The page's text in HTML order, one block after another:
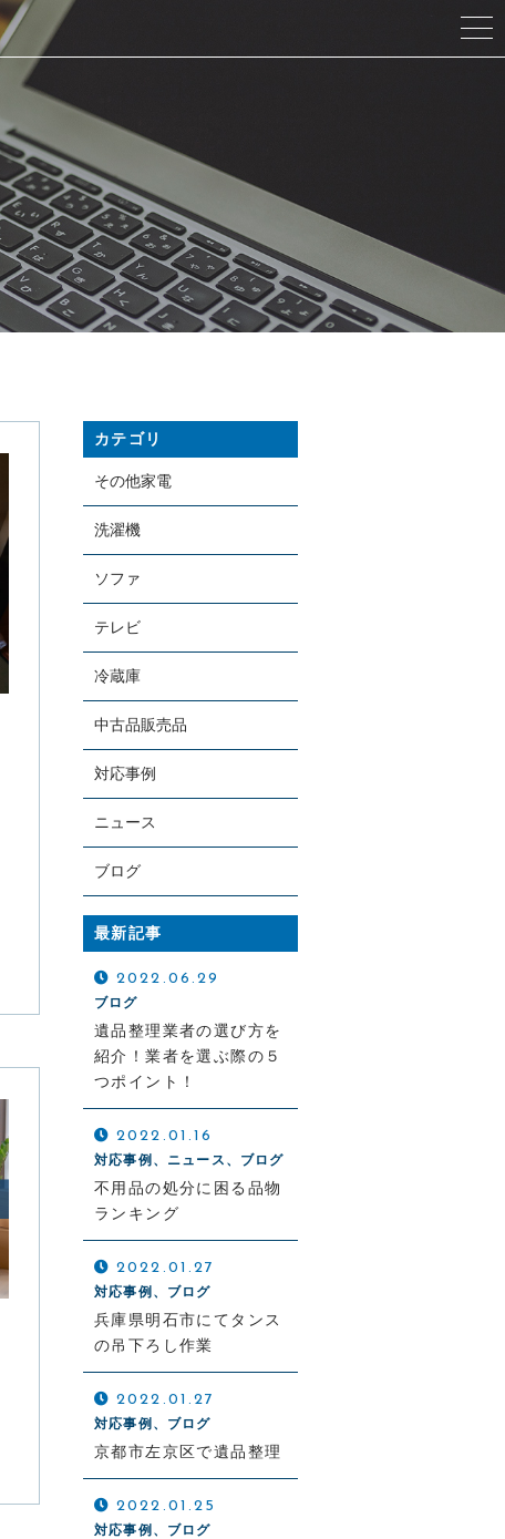
072-658-6427
カテゴリ
その他家電
洗濯機
ソファ
テレビ
冷蔵庫
中古品販売品
対応事例
ニュース
ブログ
最新記事
2022.06.29
ブログ
遺品整理業者の選び方を
紹介！業者を選ぶ際の５
つポイント！
2022.01.16
対応事例、ニュース、ブログ
不用品の処分に困る品物
ランキング
2022.01.27
対応事例、ブログ
兵庫県明石市にてタンス
の吊下ろし作業
2022.01.27
対応事例、ブログ
京都市左京区で遺品整理
2022.01.25
対応事例、ブログ